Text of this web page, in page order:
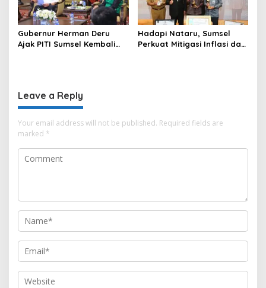
Gubernur Herman Deru
Ajak PITI Sumsel Kembali
Hadapi Nataru, Sumsel
Perkuat Mitigasi Inflasi dan
Leave a Reply
Your email address will not be published. Required fields are
marked *